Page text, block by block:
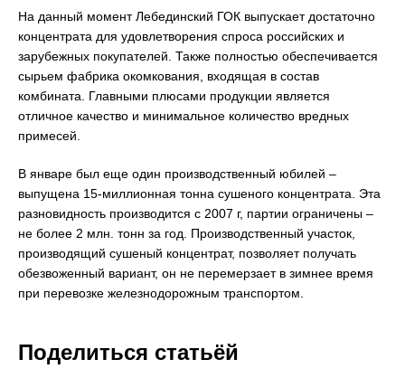
На данный момент Лебединский ГОК выпускает достаточно
концентрата для удовлетворения спроса российских и
зарубежных покупателей. Также полностью обеспечивается
сырьем фабрика окомкования, входящая в состав
комбината. Главными плюсами продукции является
отличное качество и минимальное количество вредных
примесей.
В январе был еще один производственный юбилей –
выпущена 15-миллионная тонна сушеного концентрата. Эта
разновидность производится с 2007 г, партии ограничены –
не более 2 млн. тонн за год. Производственный участок,
производящий сушеный концентрат, позволяет получать
обезвоженный вариант, он не перемерзает в зимнее время
при перевозке железнодорожным транспортом.
Поделиться статьёй